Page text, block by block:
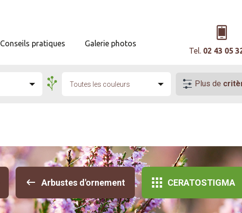
Conseils pratiques
Galerie photos
Tel. 02 43 05
Toutes les couleurs Plus de
Arbustes d'ornement CERATOSTIGMA